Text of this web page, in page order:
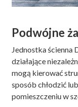
Podwójne
Jednostka ścienna
działające
mogą kierować
sposób chłodzić
pomieszczeniu w